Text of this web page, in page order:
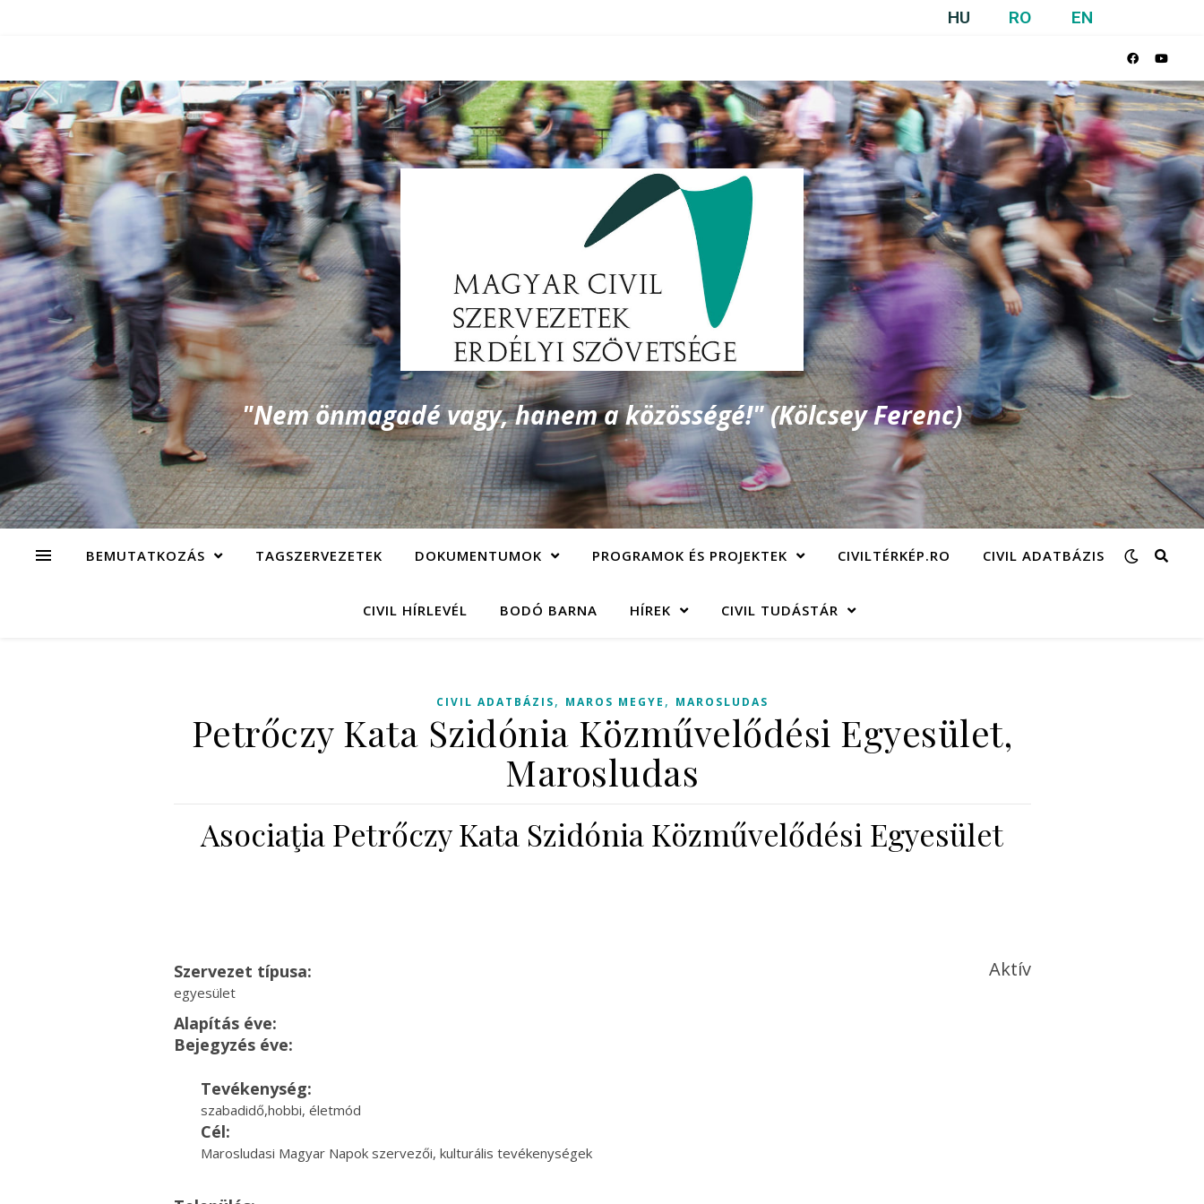
HU RO EN
"Nem önmagadé vagy, hanem a közösségé!" (Kölcsey Ferenc)
BEMUTATKOZÁS TAGSZERVEZETEK DOKUMENTUMOK PROGRAMOK ÉS PROJEKTEK CIVILTÉRKÉP.RO CIVIL ADATBÁZIS
CIVIL HÍRLEVÉL BODÓ BARNA HÍREK CIVIL TUDÁSTÁR
CIVIL ADATBÁZIS, MAROS MEGYE , MAROSLUDAS
Petrőczy Kata Szidónia Közművelődési Egyesület,
Marosludas
Asociaţia Petrőczy Kata Szidónia Közművelődési Egyesület
Szervezet típusa:
egyesület
Aktív
Alapítás éve:
Bejegyzés éve:
Tevékenység:
szabadidő,hobbi, életmód
Cél:
Marosludasi Magyar Napok szervezői, kulturális tevékenységek